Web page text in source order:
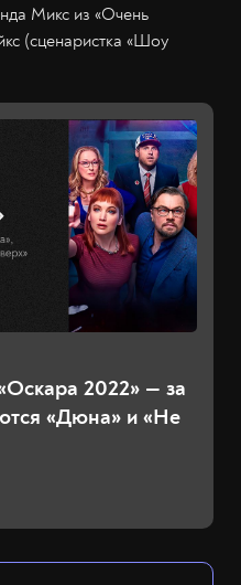
Микс из «Очень
(сценаристка «Шоу
2022» — за
«Дюна» и «Не